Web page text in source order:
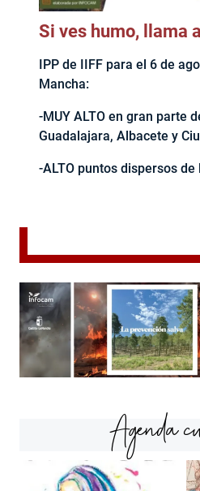
Si ves humo, llama
IPP de IIFF para el 6 de
Mancha:
-MUY ALTO en gran parte
Guadalajara, Albacete y
-ALTO puntos dispersos de
Agenda